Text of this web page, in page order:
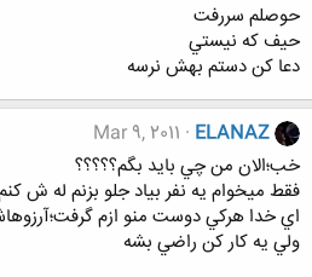
حوصلم سررفت
حيف كه نيستي
دعا كن دستم بهش نرسه
ELANAZ
Mar 9, 2011
خب؛الان من چي بايد بگم؟؟؟؟؟
فقط ميخوام يه نفر بياد جلو بزنم له ش
اي خدا هركي دوست منو ازم
ولي يه كار كن راضي بشه